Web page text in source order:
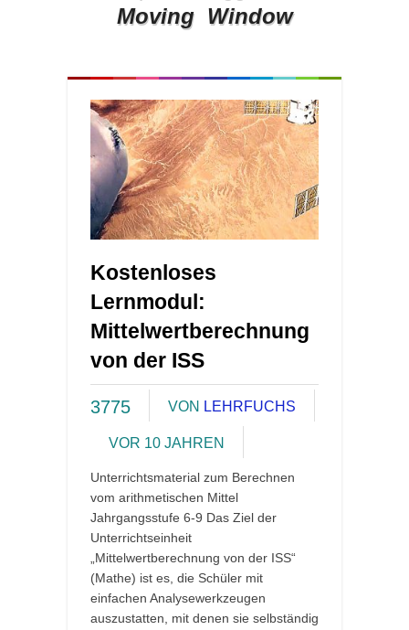
Moving Window
Kostenloses
Lernmodul:
Mittelwertberechnung
von der ISS
3775 VON LEHRFUCHS
VOR 10 JAHREN
Unterrichtsmaterial zum Berechnen
vom arithmetischen Mittel
Jahrgangsstufe 6-9 Das Ziel der
Unterrichtseinheit
„Mittelwertberechnung von der ISS“
(Mathe) ist es, die Schüler mit
einfachen Analysewerkzeugen
auszustatten, mit denen sie selbständig